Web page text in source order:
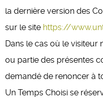
la dernière version des
sur le site https://
Dans le cas où le
ou partie des présentes
demandé de renoncer à
Un Temps Choisi se